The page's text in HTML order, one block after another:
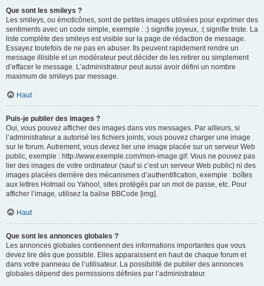
Que sont les smileys ?
Les smileys, ou émoticônes, sont de petites images utilisées pour exprimer des
sentiments avec un code simple, exemple : :) signifie joyeux, :( signifie triste. La
liste complète des smileys est visible sur la page de rédaction de message.
Essayez toutefois de ne pas en abuser. Ils peuvent rapidement rendre un
message illisible et un modérateur peut décider de les retirer ou simplement
d’effacer le message. L’administrateur peut aussi avoir défini un nombre
maximum de smileys par message.
Haut
Puis-je publier des images ?
Oui, vous pouvez afficher des images dans vos messages. Par ailleurs, si
l’administrateur a autorisé les fichiers joints, vous pouvez charger une image
sur le forum. Autrement, vous devez lier une image placée sur un serveur Web
public, exemple : http://www.exemple.com/mon-image.gif. Vous ne pouvez pas
lier des images de votre ordinateur (sauf si c’est un serveur Web public) ni des
images placées derrière des mécanismes d’authentification, exemple : boîtes
aux lettres Hotmail ou Yahoo!, sites protégés par un mot de passe, etc. Pour
afficher l’image, utilisez la balise BBCode [img].
Haut
Que sont les annonces globales ?
Les annonces globales contiennent des informations importantes que vous
devez lire dès que possible. Elles apparaissent en haut de chaque forum et
dans votre panneau de l’utilisateur. La possibilité de publier des annonces
globales dépend des permissions définies par l’administrateur.